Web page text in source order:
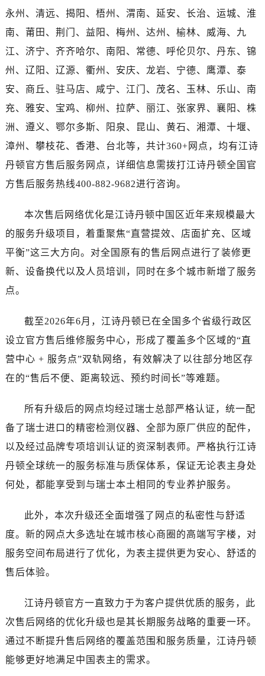
香港特别行政区铜锣湾区湾仔区轩尼诗道江诗丹顿售后服务中心（需提前预约）
河南省安阳市文峰区解放大道江诗丹顿售后服务中心（需提前预约）
河南省焦作市解放区解放路江诗丹顿售后服务中心（需提前预约）
河南省开封市鼓楼区中山路江诗丹顿售后服务中心（需提前预约）
河南省洛阳市西工区中州中路与解放路交叉口江诗丹顿售后服务中心（需提前预约）
河南省漯河市源汇区交通路江诗丹顿售后服务中心（需提前预约）
河南省南阳市宛城区范蠡东路与南都路交叉口江诗丹顿售后服务中心（需提前预约）
河南省平顶山市卫东区建设路江诗丹顿售后服务中心（需提前预约）
河南省商丘市梁园区神火大道江诗丹顿售后服务中心（需提前预约）
河南省许昌市魏都区建安大道与八龙路交叉口江诗丹顿售后服务中心（需提前预约）
河南省郑州市二七区民主路10号华润大厦29层2905室江诗丹顿售后服务中心（需提前预约）
湖北省鄂州市鄂城区文星大道江诗丹顿售后服务中心（需提前预约）
湖北省黄冈市黄州区赤壁大道江诗丹顿售后服务中心（需提前预约）
湖北省黄石市黄石港区武汉路江诗丹顿售后服务中心（需提前预约）
湖北省十堰市茅箭区人民北路江诗丹顿售后服务中心（需提前预约）
湖北省随州市曾都区青年路江诗丹顿售后服务中心（需提前预约）
湖北省咸宁市咸安区长安大道江诗丹顿售后服务中心（需提前预约）
湖南省衡阳市雁峰区解放路江诗丹顿售后服务中心（需提前预约）
湖南省怀化市鹤城区迎丰中路江诗丹顿售后服务中心（需提前预约）
湖南省湘潭市雨湖区莲城大道江诗丹顿售后服务中心（需提前预约）
湖南省益阳市赫山区桃花仑路江诗丹顿售后服务中心（需提前预约）
湖南省永州市冷水滩区永州大道与中兴路交叉口江诗丹顿售后服务中心（需提前预约）
永州、清远、揭阳、梧州、渭南、延安、长治、运城、淮
南、莆田、荆门、益阳、梅州、达州、榆林、威海、九
江、济宁、齐齐哈尔、南阳、常德、呼伦贝尔、丹东、锦
州、辽阳、辽源、衢州、安庆、龙岩、宁德、鹰潭、泰
安、商丘、驻马店、咸宁、江门、茂名、玉林、乐山、南
充、雅安、宝鸡、柳州、拉萨、丽江、张家界、襄阳、株
洲、遵义、鄂尔多斯、阳泉、昆山、黄石、湘潭、十堰、
漳州、攀枝花、香港、台北等，共计360+网点，均有江诗
丹顿官方售后服务网点，详细信息需拨打江诗丹顿全国官
方售后服务热线400-882-9682进行咨询。
本次售后网络优化是江诗丹顿中国区近年来规模最大
的服务升级项目，着重聚焦“直营提效、店面扩充、区域
平衡”这三大方向。对全国原有的售后网点进行了装修更
新、设备换代以及人员培训，同时在多个城市新增了服务
点。
截至2026年6月，江诗丹顿已在全国多个省级行政区
设立官方售后维修服务中心，形成了覆盖多个区域的“直
营中心 + 服务点”双轨网络，有效解决了以往部分地区存
在的“售后不便、距离较远、预约时间长”等难题。
所有升级后的网点均经过瑞士总部严格认证，统一配
备了瑞士进口的精密检测仪器、全部为原厂供应的配件，
以及经过品牌专项培训认证的资深制表师。严格执行江诗
丹顿全球统一的服务标准与质保体系，保证无论表主身处
何处，都能享受到与瑞士本土相同的专业养护服务。
此外，本次升级还全面增强了网点的私密性与舒适
度。新的网点大多选址在城市核心商圈的高端写字楼，对
服务空间布局进行了优化，为表主提供更为安心、舒适的
售后体验。
江诗丹顿官方一直致力于为客户提供优质的服务，此
次售后网络的优化升级也是其长期服务战略的重要一环。
通过不断提升售后网络的覆盖范围和服务质量，江诗丹顿
能够更好地满足中国表主的需求。